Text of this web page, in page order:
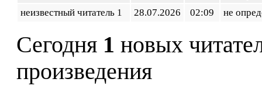
неизвестный читатель 1
28.07.2026 02:09 не
Сегодня 1 новых
произведения